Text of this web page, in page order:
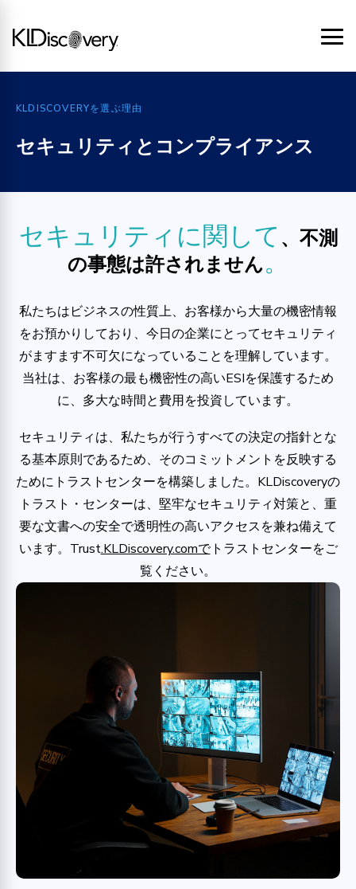
KLDISCOVERYを選ぶ理由
セキュリティとコンプライアンス
セキュリティに関して 、不測
の事態は許されません。
私たちはビジネスの性質上、お客様から大量の機密情報
をお預かりしており、今日の企業にとってセキュリティ
がますます不可欠になっていることを理解しています。
当社は、お客様の最も機密性の高いESIを保護するため
に、多大な時間と費用を投資しています。
セキュリティは、私たちが行うすべての決定の指針とな
る基本原則であるため、そのコミットメントを反映する
ためにトラストセンターを構築しました。KLDiscoveryの
トラスト・センターは、堅牢なセキュリティ対策と、重
要な文書への安全で透明性の高いアクセスを兼ね備えて
います。Trust.KLDiscovery.comでトラストセンターをご
覧ください。